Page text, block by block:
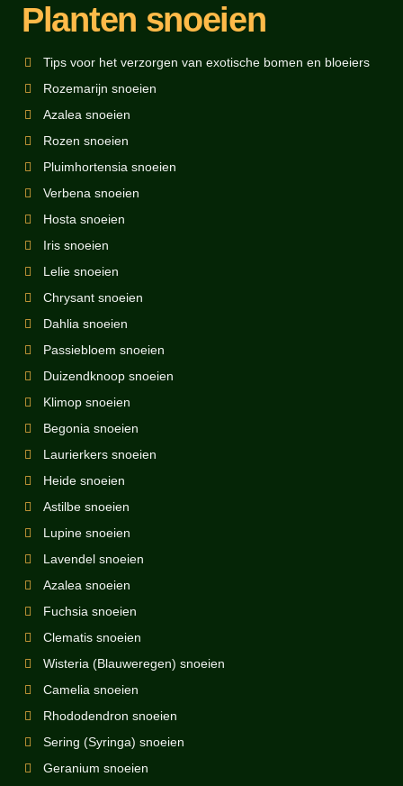
Planten snoeien
Tips voor het verzorgen van exotische bomen en bloeiers
Rozemarijn snoeien
Azalea snoeien
Rozen snoeien
Pluimhortensia snoeien
Verbena snoeien
Hosta snoeien
Iris snoeien
Lelie snoeien
Chrysant snoeien
Dahlia snoeien
Passiebloem snoeien
Duizendknoop snoeien
Klimop snoeien
Begonia snoeien
Laurierkers snoeien
Heide snoeien
Astilbe snoeien
Lupine snoeien
Lavendel snoeien
Azalea snoeien
Fuchsia snoeien
Clematis snoeien
Wisteria (Blauweregen) snoeien
Camelia snoeien
Rhododendron snoeien
Sering (Syringa) snoeien
Geranium snoeien